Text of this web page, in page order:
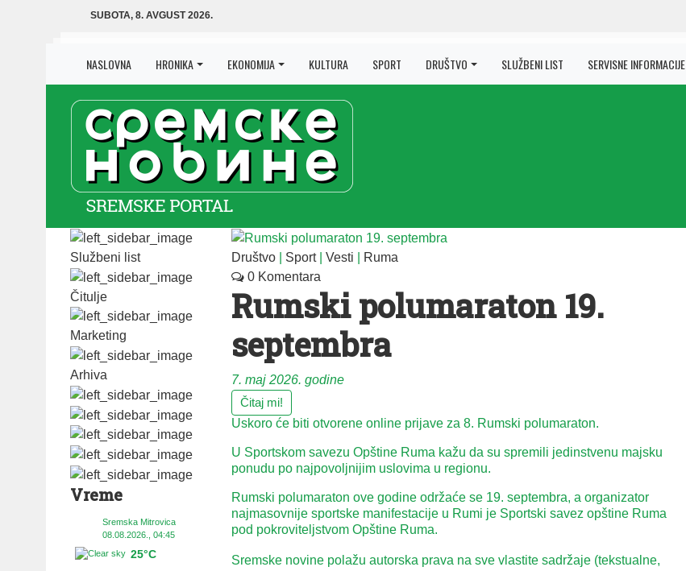
SUBOTA, 8. AVGUST 2026.
NASLOVNA HRONIKA EKONOMIJA KULTURA SPORT DRUŠTVO SLUŽBENI LIST SERVISNE INFORMACIJE
Službeni list
Čitulje
Marketing
Arhiva
Vreme
Sremska Mitrovica
08.08.2026., 04:45
25°C
Društvo Sport| Vesti
Ruma
0 Komentara
Rumski polumaraton 19.
septembra
7. maj 2026. godine
Čitaj mi!
Uskoro će biti otvorene online prijave za 8. Rumski polumaraton.
U Sportskom savezu Opštine Ruma kažu da su spremili jedinstvenu majsku
ponudu po najpovoljnijim uslovima u regionu.
Rumski polumaraton ove godine održaće se 19. septembra, a organizator
najmasovnije sportske manifestacije u Rumi je Sportski savez opštine Ruma
pod pokroviteljstvom Opštine Ruma.
Sremske novine polažu autorska prava na sve vlastite sadržaje (tekstualne,